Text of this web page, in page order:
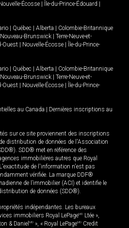
Écosse Île-du-Prince-Édouard
Québec Alberta
Colombie-Britannique
Nouveau-Brunswick
Terre-Neuve-et-
Ouest Nouvelle-Écosse
Île-du-Prince-
Québec Alberta
Colombie-Britannique
Nouveau-Brunswick
Terre-Neuve-et-
Ouest Nouvelle-Écosse
Île-du-Prince-
au Canada
Dernières inscriptions au
sur ce site proviennent des inscriptions
distribution de données de l'Association
SDD® met en référence des
immobilières autres que Royal
de l'information n'est pas
vérifiée. La marque DDF®
de l’immobilier (ACI) et identifie le
de données (SDD®).
indépendantes. Les bureaux
immobiliers Royal LePageMD Ltée »,
& Daniel MD », « Royal LePageMD Credit